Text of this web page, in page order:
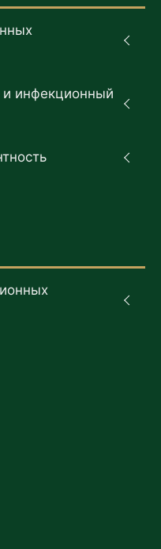
инфекционный